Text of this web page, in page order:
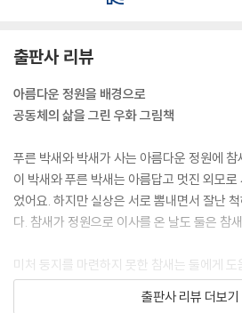
출판사 리뷰
아름다운 정원을 배경으로
공동체의 삶을 그린 우화 그림책
푸른 박새와 박새가 사는 아름다운 정원에
이 박새와 푸른 박새는 아름답고 멋진 외모
었어요. 하지만 실상은 서로 뽐내면서 잘난
다. 참새가 정원으로 이사를 온 날도 둘은 참
미처 둥지를 마련하지 못한 참새는 둘에게
있는 헐벗은 나무로 쫓겨나고 말았어요. 마
지 못한 채 가지만 앙상한 나무에서 참새는
출판사 리뷰 더보기